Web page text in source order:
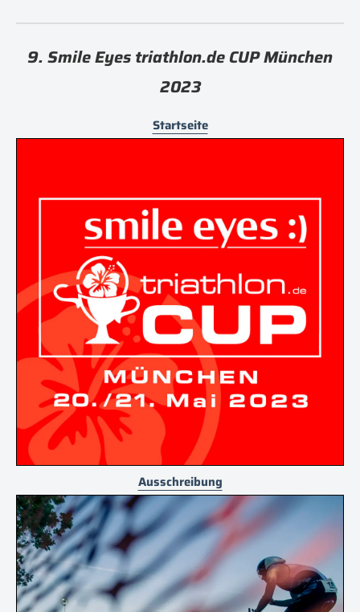
9. Smile Eyes triathlon.de CUP München
2023
Startseite
Ausschreibung